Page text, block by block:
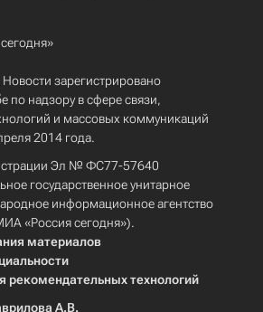
зарегистрировано
по надзору в сфере связи,
и массовых коммуникаций
2014 года.
Эл № ФС77-57640
государственное унитарное
информационное агентство
«Россия сегодня»).
материалов
рекомендательных технологий
А.В.